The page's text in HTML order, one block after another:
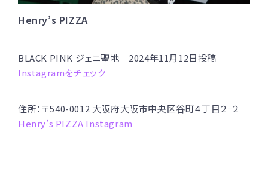
Henry’s PIZZA
BLACK PINK ジェニ聖地 2024年11月12日投稿
Instagramをチェック
住所：〒540-0012 大阪府大阪市中央区谷町４丁目２−２
Henry’s PIZZA Instagram